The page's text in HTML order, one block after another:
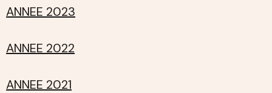
ANNEE 2023
ANNEE 2022
ANNEE 2021